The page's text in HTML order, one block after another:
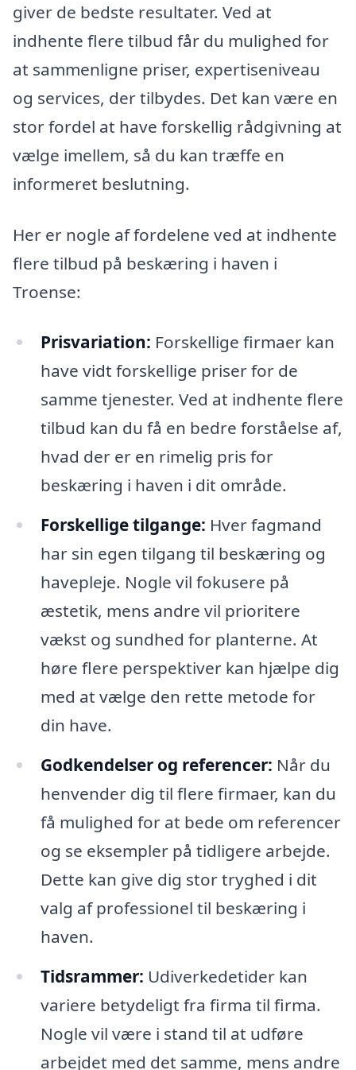
giver de bedste resultater. Ved at
indhente flere tilbud får du mulighed for
at sammenligne priser, expertiseniveau
og services, der tilbydes. Det kan være en
stor fordel at have forskellig rådgivning at
vælge imellem, så du kan træffe en
informeret beslutning.
Her er nogle af fordelene ved at indhente
flere tilbud på beskæring i haven i
Troense:
Prisvariation: Forskellige firmaer kan
have vidt forskellige priser for de
samme tjenester. Ved at indhente flere
tilbud kan du få en bedre forståelse af,
hvad der er en rimelig pris for
beskæring i haven i dit område.
Forskellige tilgange: Hver fagmand
har sin egen tilgang til beskæring og
havepleje. Nogle vil fokusere på
æstetik, mens andre vil prioritere
vækst og sundhed for planterne. At
høre flere perspektiver kan hjælpe dig
med at vælge den rette metode for
din have.
Godkendelser og referencer: Når du
henvender dig til flere firmaer, kan du
få mulighed for at bede om referencer
og se eksempler på tidligere arbejde.
Dette kan give dig stor tryghed i dit
valg af professionel til beskæring i
haven.
Tidsrammer: Udiverkedetider kan
variere betydeligt fra firma til firma.
Nogle vil være i stand til at udføre
arbejdet med det samme, mens andre